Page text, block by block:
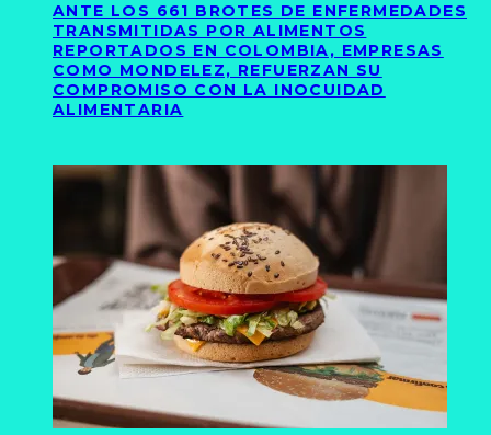
ANTE LOS 661 BROTES DE ENFERMEDADES
TRANSMITIDAS POR ALIMENTOS
REPORTADOS EN COLOMBIA, EMPRESAS
COMO MONDELEZ, REFUERZAN SU
COMPROMISO CON LA INOCUIDAD
ALIMENTARIA